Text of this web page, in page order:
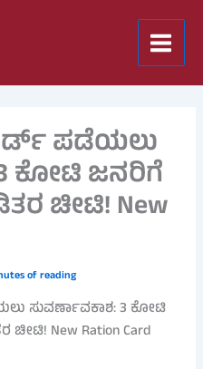
ಪಡೆಯಲು
ಕೋಟಿ ಜನರಿಗೆ
ಚೀಟಿ! New
of reading